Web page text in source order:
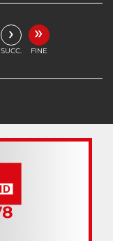
›
SUCC.
»
FINE